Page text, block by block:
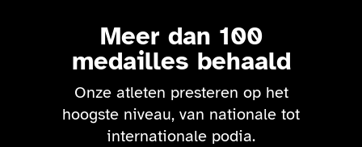
Meer dan 100
medailles behaald
Onze atleten presteren op het
hoogste niveau, van nationale tot
internationale podia.